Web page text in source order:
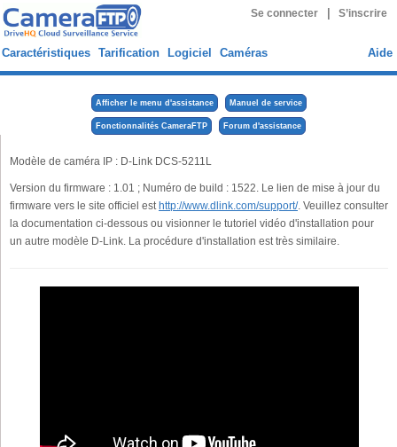
Se connecter S’inscrire
Caractéristiques Tarification Logiciel Caméras Aide
Afficher le menu d'assistance Manuel de service
Fonctionnalités CameraFTP Forum d'assistance
Modèle de caméra IP : D-Link DCS-5211L
Version du firmware : 1.01 ; Numéro de build : 1522. Le lien de mise à jour du
firmware vers le site officiel est http://www.dlink.com/support/. Veuillez consulter
la documentation ci-dessous ou visionner le tutoriel vidéo d'installation pour
un autre modèle D-Link. La procédure d'installation est très similaire.